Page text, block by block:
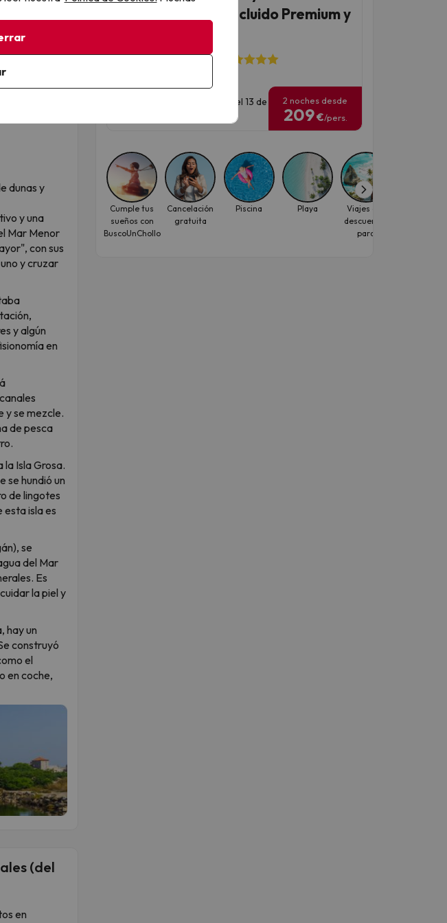
de
cerca de la
dunas y
y una
Mar Menor
con sus
y cruzar
y algún
en
y se mezcle.
de pesca
Isla Grosa.
se hundió un
de lingotes
esta isla es
se
del Mar
Es
la piel y
hay un
construyó
el
en coche,
(del
en
Menor con Todo Incluido Premium y
Hotel&Spa Entremares
Fechas para viajar: hasta el 13 de
2 noches desde
209€/pers.
Cumple tus
sueños con
BuscoUnChollo
Cancelación
gratuita
Piscina Playa
Viajes con
descuentos
para